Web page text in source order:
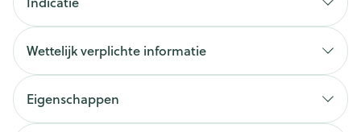
Wettelijk verplichte informatie
Eigenschappen